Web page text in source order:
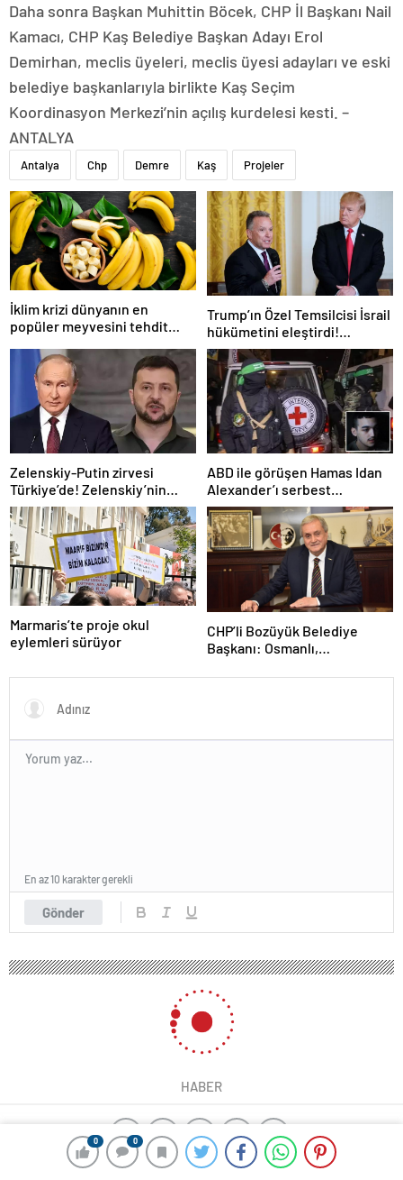
0 0
Daha sonra Başkan Muhittin Böcek, CHP İl Başkanı Nail
Kamacı, CHP Kaş Belediye Başkan Adayı Erol
Demirhan, meclis üyeleri, meclis üyesi adayları ve eski
belediye başkanlarıyla birlikte Kaş Seçim
Koordinasyon Merkezi’nin açılış kurdelesi kesti. –
ANTALYA
Antalya Chp Demre Kaş Projeler
İklim krizi dünyanın en
popüler meyvesini tehdit
karşı karşıya
Trump’ın Özel Temsilcisi İsrail
hükümetini eleştirdi!
‘Gazze’deki savaşı uzatıyorlar’
Zelenskiy-Putin zirvesi
Türkiye’de! Zelenskiy’nin
çağrısı dünya basınında
ABD ile görüşen Hamas Idan
Alexander’ı serbest
bırakacak! Türkiye’ye
teşekkür…
Marmaris’te proje okul
eylemleri sürüyor
CHP’li Bozüyük Belediye
Başkanı: Osmanlı,
sattı
Gönder
En az 10 karakter gerekli
HABER
ajax alarm